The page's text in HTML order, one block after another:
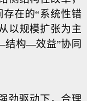
在的“系统性错
以规模扩张为主
结构—效益”协同